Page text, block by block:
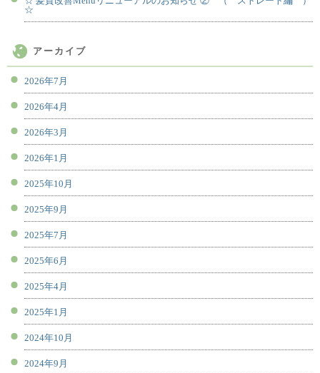
☆
アーカイブ
2026年7月
2026年4月
2026年3月
2026年1月
2025年10月
2025年9月
2025年7月
2025年6月
2025年4月
2025年1月
2024年10月
2024年9月